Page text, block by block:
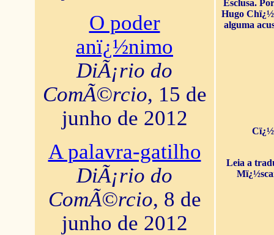
O poder
anï¿½nimo
DiÃ¡rio do
ComÃ©rcio, 15 de
junho de 2012
A palavra-gatilho
DiÃ¡rio do
ComÃ©rcio, 8 de
junho de 2012
Esclusa.
Hugo
alguma
Leia a